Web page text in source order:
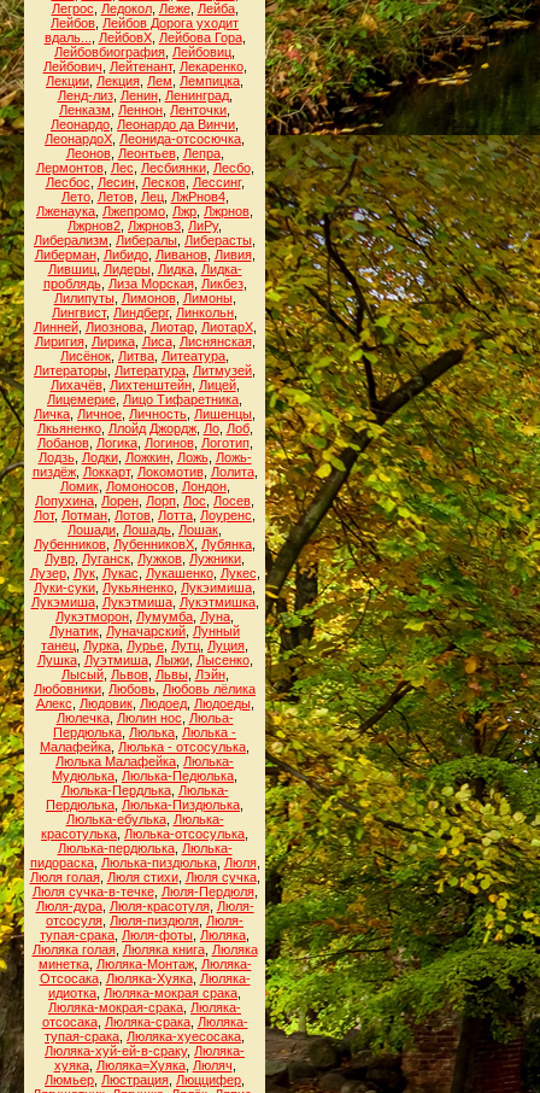
Легрос
Ледокол, Леже, Лейба,
Лейбов Лейбов Дорога уходит
вдаль...
ЛейбовХ, Лейбова Гора,
Лейбовбиография Лейбовиц
Лейбович
Лейтенант, Лекаренко,
Лекции Лекция Лем Лемпицка
Ленд-лиз, Ленин, Ленинград,
Ленказм
Леннон Ленточки
Леонардо Леонардо да Винчи
ЛеонардоХ Леонида-отсосючка
Леонов, Леонтьев, Лепра,
Лермонтов, Лес Лесбиянки, Лесбо,
Лесбос
Лесин, Лесков, Лессинг,
Лето, Летов, Лец, ЛжРнов4,
Лженаука Лжепромо Лжр Лжрнов
Лжрнов2 Лжрнов3 ЛиРу,
Либерализм
Либералы Либерасты
Либерман, Либидо, Ливанов, Ливия,
Лившиц, Лидеры, Лидка, Лидка-
проблядь, Лиза Морская, Ликбез,
Лилипуты, Лимонов, Лимоны,
Лингвист, Линдберг, Линкольн
Линней, Лиознова, Лиотар, ЛиотарХ,
Лиригия, Лирика, Лиса, Лиснянская,
Лисёнок Литва Литеатура
Литераторы Литература Литмузей
Лихачёв, Лихтенштейн, Лицей,
Лицемерие Лицо Тифаретника
Личка Личное Личность Лишенцы
Лкьяненко, Ллойд Джордж, Ло, Лоб,
Лобанов, Логика, Логинов, Логотип,
Лодзь, Лодки, Ложкин, Ложь, Ложь-
пиздёж, Локкарт, Локомотив, Лолита,
Ломик, Ломоносов, Лондон,
Лопухина Лорен Лорп Лос Лосев
Лот, Лотман Лотов Лотта Лоуренс
Лошади Лошадь Лошак
Лубенников ЛубенниковХ Лубянка
Лувр Луганск Лужков Лужники
Лузер, Лук, Лукас Лукашенко, Лукес
Луки-суки Лукьяненко Лукэимиша
Лукэмиша, Лукэтмиша, Лукэтмишка,
Лукэтморон Лумумба Луна
Лунатик Луначарский Лунный
танец Лурка Лурье Лутц Луция
Лушка, Луэтмиша, Лыжи, Лысенко,
Лысый, Львов, Львы, Лэйн,
Любовники Любовь Любовь лёлика
Алекс
Людовик, Людоед, Людоеды,
Люлечка, Люлин нос
Люльа-
Пердюлька Люлька Люлька -
Малафейка Люлька - отсосулька
Люлька Малафейка Люлька-
Мудюлька Люлька-Педюлька
Люлька-Пердлька, Люлька-
Пердюлька Люлька-Пиздюлька
Люлька-ебулька, Люлька-
красотулька Люлька-отсосулька
Люлька-пердюлька, Люлька-
пидораска, Люлька-пиздюлька, Люля,
Люля голая, Люля стихи, Люля сучка,
Люля сучка-в-течке, Люля-Пердюля,
Люля-дура, Люля-красотуля, Люля-
отсосуля Люля-пиздюля Люля-
тупая-срака Люля-фоты Люляка
Люляка голая, Люляка книга, Люляка
минетка, Люляка-Монтаж, Люляка-
Отсосака, Люляка-Хуяка, Люляка-
идиотка Люляка-мокрая срака
Люляка-мокрая-срака Люляка-
отсосака, Люляка-срака, Люляка-
тупая-срака Люляка-хуесосака
Люляка-хуй-ей-в-сраку, Люляка-
хуяка, Люляка=Хуяка, Люляч
Люмьер Люстрация Люццифер